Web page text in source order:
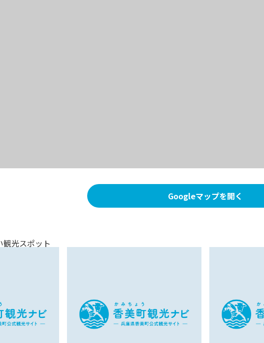
Googleマップを開く
観光スポット